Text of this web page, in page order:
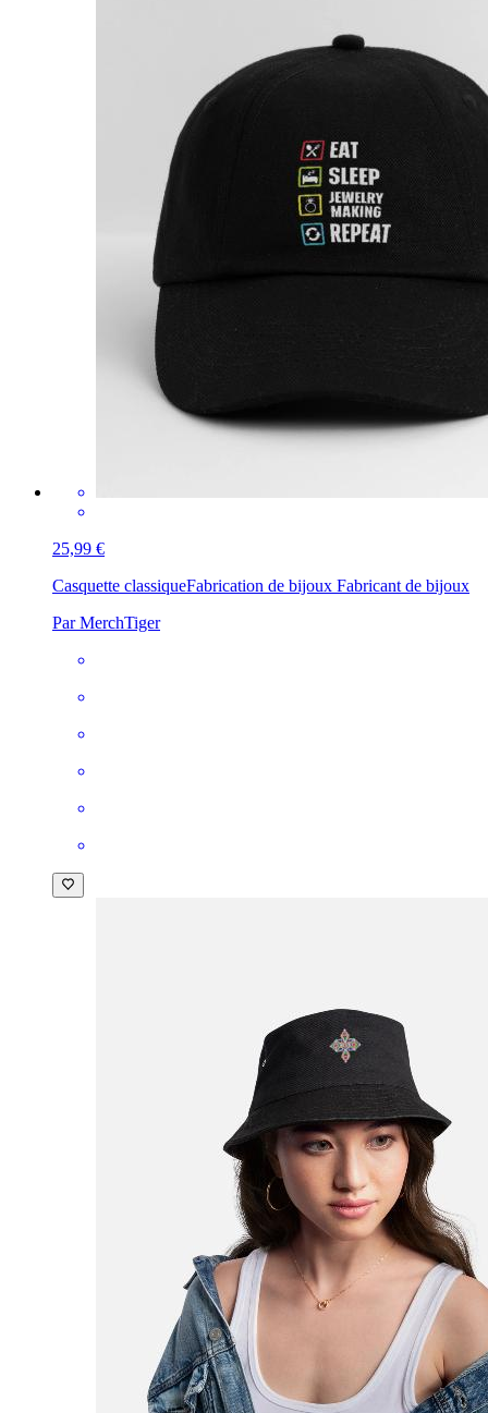
25,99 €
Casquette classiqueFabrication de bijoux Fabricant de bijoux
Par MerchTiger